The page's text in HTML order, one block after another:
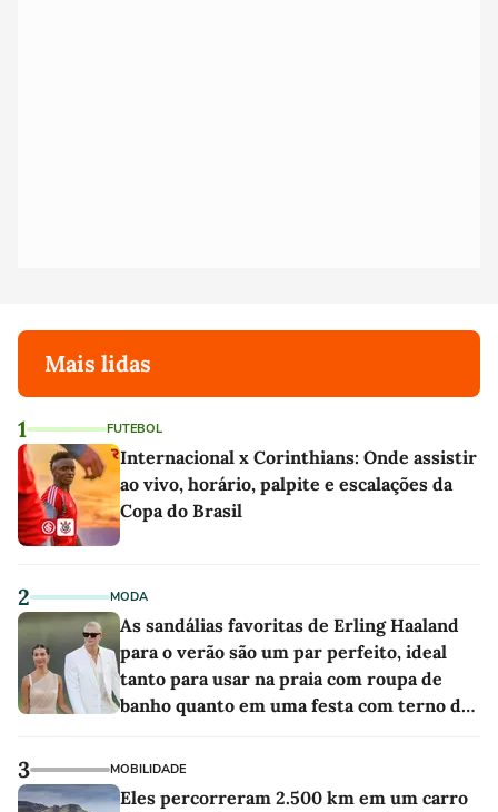
Mais lidas
1 FUTEBOL
Internacional x Corinthians: Onde assistir
ao vivo, horário, palpite e escalações da
Copa do Brasil
2 MODA
As sandálias favoritas de Erling Haaland
para o verão são um par perfeito, ideal
tanto para usar na praia com roupa de
banho quanto em uma festa com terno de
3 MOBILIDADE
Eles percorreram 2.500 km em um carro